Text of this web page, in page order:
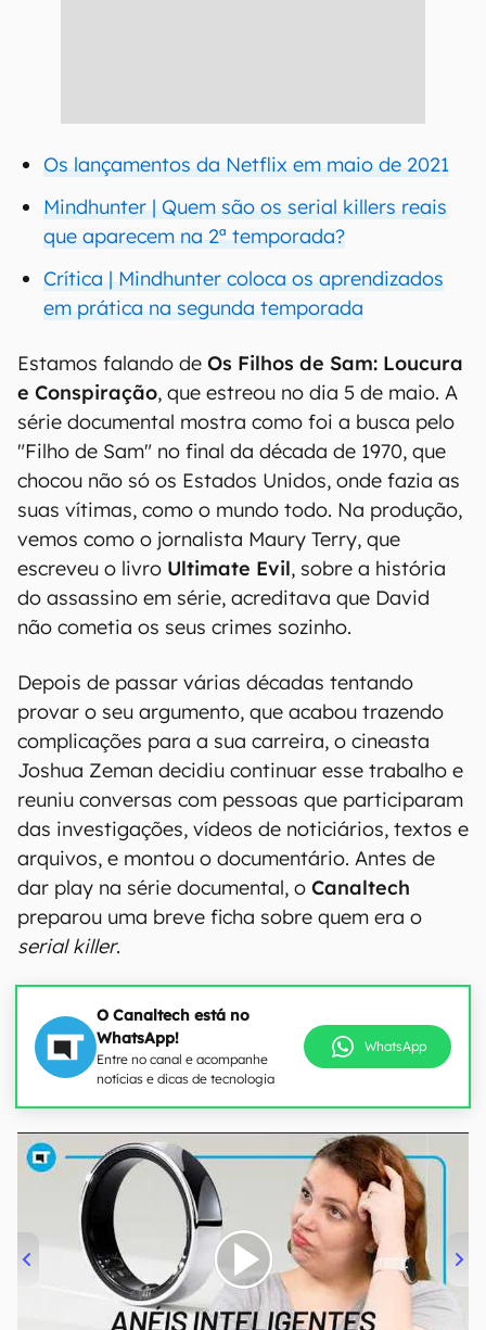
Os lançamentos da Netflix em maio de 2021
Mindhunter | Quem são os serial killers reais
que aparecem na 2ª temporada?
Crítica | Mindhunter coloca os aprendizados
em prática na segunda temporada
Estamos falando de Os Filhos de Sam: Loucura
e Conspiração, que estreou no dia 5 de maio. A
série documental mostra como foi a busca pelo
"Filho de Sam" no final da década de 1970, que
chocou não só os Estados Unidos, onde fazia as
suas vítimas, como o mundo todo. Na produção,
vemos como o jornalista Maury Terry, que
escreveu o livro Ultimate Evil, sobre a história
do assassino em série, acreditava que David
não cometia os seus crimes sozinho.
Depois de passar várias décadas tentando
provar o seu argumento, que acabou trazendo
complicações para a sua carreira, o cineasta
Joshua Zeman decidiu continuar esse trabalho e
reuniu conversas com pessoas que participaram
das investigações, vídeos de noticiários, textos e
arquivos, e montou o documentário. Antes de
dar play na série documental, o Canaltech
preparou uma breve ficha sobre quem era o
serial killer.
O Canaltech está no
WhatsApp!
Entre no canal e acompanhe
notícias e dicas de tecnologia
WhatsApp